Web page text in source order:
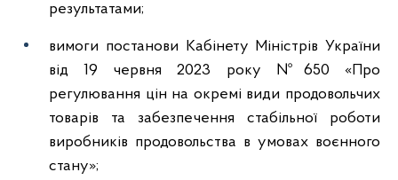
результатами;
вимоги постанови Кабінету Міністрів України
від 19 червня 2023 року №650 «Про
регулювання цін на окремі види продовольчих
товарів та забезпечення стабільної роботи
виробників продовольства в умовах воєнного
стану»;